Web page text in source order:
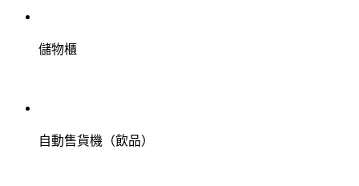
儲物櫃
自動售貨機（飲品）